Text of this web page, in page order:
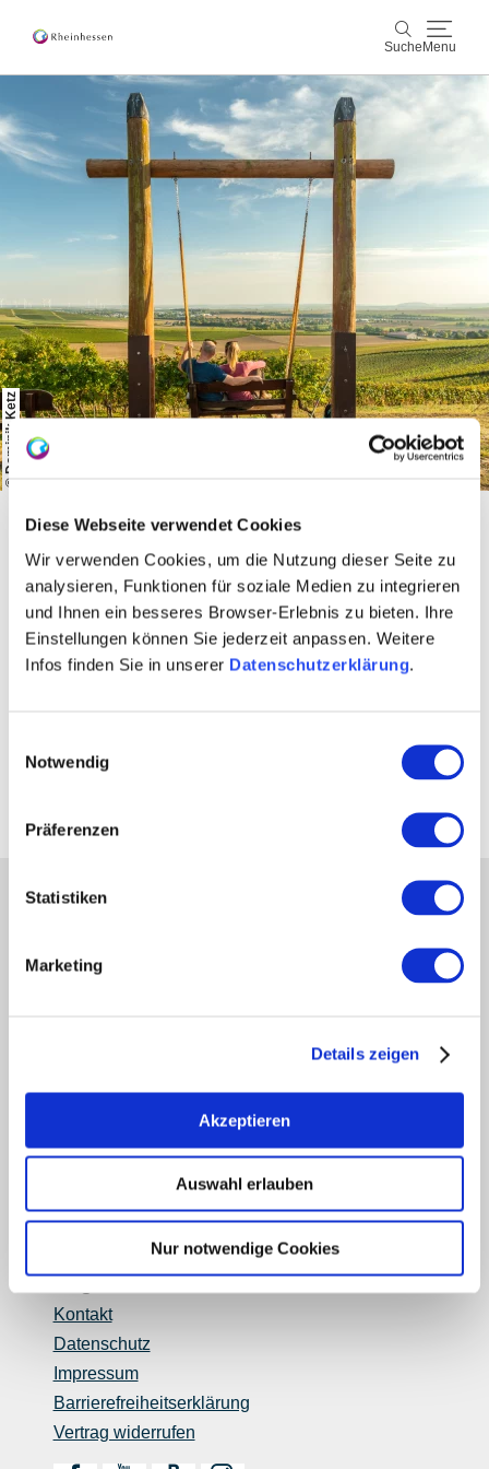
Diese Webseite verwendet Cookies
Wir verwenden Cookies, um die Nutzung dieser Seite zu
analysieren, Funktionen für soziale Medien zu integrieren
und Ihnen ein besseres Browser-Erlebnis zu bieten. Ihre
Einstellungen können Sie jederzeit anpassen. Weitere
Infos finden Sie in unserer Datenschutzerklärung.
Notwendig
Präferenzen
Statistiken
Marketing
Details zeigen
Akzeptieren
Auswahl erlauben
Nur notwendige Cookies
Suche Menu
Wein & Genuss
Aktiv & Natur
Kultur & Städte
Veranstaltungen
Buchung & Service
Shop Rheinhessen-Blog Karte
© Dominik Ketz
Startseite Buchung & Service Reisepauschalen
Ausgewählte
Reisepauschalangebote
Alles schon fertig: In unsere Reiseangebote packen wir
kulinarische Highlight am Abend oder den Städtetrip mit
Partner
Fachhandel
Newsletter
Regionalentwicklung
Legal Links
Kontakt
Datenschutz
Impressum
Barrierefreiheitserklärung
Vertrag widerrufen